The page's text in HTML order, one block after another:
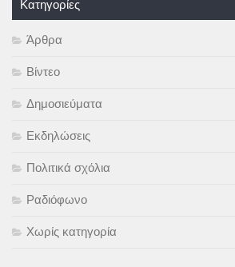
Kατηγορίες
Άρθρα
Βίντεο
Δημοσιεύματα
Εκδηλώσεις
Πολιτικά σχόλια
Ραδιόφωνο
Χωρίς κατηγορία